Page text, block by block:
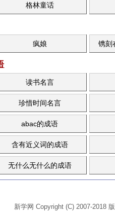
格林童话
疯娘 镌刻
读书名言
珍惜时间名言
abac的成语
含有近义词的成语
无什么无什么的成语
新学网 Copyright (C) 2007-2018